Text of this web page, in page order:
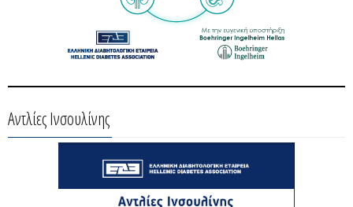
Αντλίες Ινσουλίνης